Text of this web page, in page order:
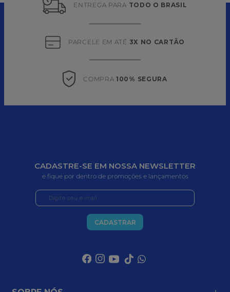
ENTREGA PARA TODO O BRASIL
PARCELE EM ATÉ 3X NO CARTÃO
COMPRA 100% SEGURA
CADASTRE-SE EM NOSSA NEWSLETTER
e fique por dentro de promoções e lançamentos
CADASTRAR